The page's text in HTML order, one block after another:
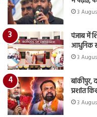
3
पंजाब में
आधुनिक
3
बांकीपुर,
प्रशांत
3